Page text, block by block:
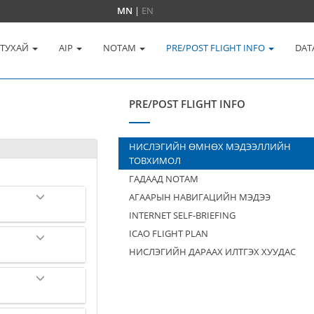
MN | EN
AIP NOTAM PRE/POST FLIGHT INFO
PRE/POST FLIGHT INFO
НИСЛЭГИЙН ӨМНӨХ МЭДЭЭЛЛИЙН
ТОВХИМОЛ
ГАДААД NOTAM
АГААРЫН НАВИГАЦИЙН МЭДЭЭ
INTERNET SELF-BRIEFING
ICAO FLIGHT PLAN
НИСЛЭГИЙН ДАРААХ ИЛТГЭХ ХУУДАС